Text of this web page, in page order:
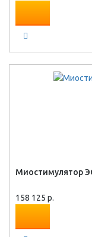
Миостимулятор
158 125 р.